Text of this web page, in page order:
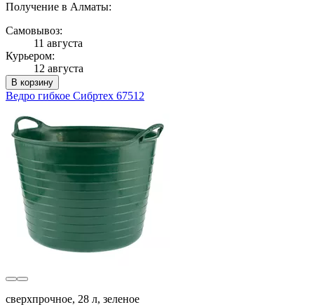
Получение в Алматы:
Самовывоз:
11 августа
Курьером:
12 августа
В корзину
Ведро гибкое Сибртех 67512
сверхпрочное, 28 л, зеленое